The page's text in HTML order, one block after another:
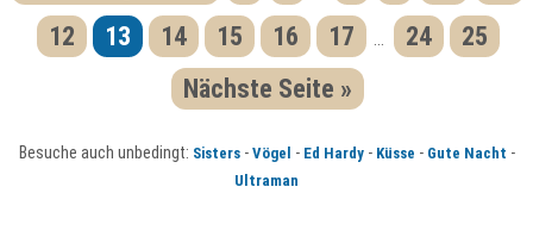
12
13 14 15 16 17 24
25
Nächste Seite »
Besuche auch unbedingt: Sisters- Vögel - Ed Hardy- Küsse - Gute Nacht -
Ultraman